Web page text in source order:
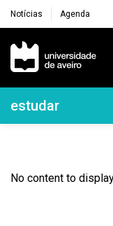
Notícias Agenda
Navegação
Navegação
estudar
No content to